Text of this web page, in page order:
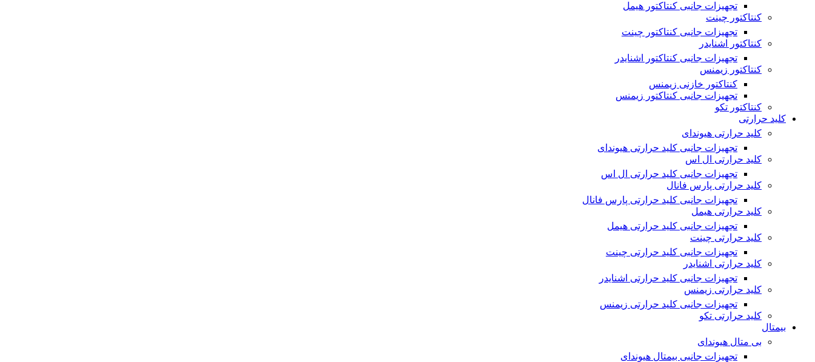
تجهیزات جانبی کنتاکتور هیمل
کنتاکتور چینت
تجهیزات جانبی کنتاکتور چینت
کنتاکتور اشنایدر
تجهیزات جانبی کنتاکتور اشنایدر
کنتاکتور زیمنس
کنتاکتور خازنی زیمنس
تجهیزات جانبی کنتاکتور زیمنس
کنتاکتور تکو
کلید حرارتی
کلید حرارتی هیوندای
تجهیزات جانبی کلید حرارتی هیوندای
کلید حرارتی ال اس
تجهیزات جانبی کلید حرارتی ال اس
کلید حرارتی پارس فانال
تجهیزات جانبی کلید حرارتی پارس فانال
کلید حرارتی هیمل
تجهیزات جانبی کلید حرارتی هیمل
کلید حرارتی چینت
تجهیزات جانبی کلید حرارتی چینت
کلید حرارتی اشنایدر
تجهیزات جانبی کلید حرارتی اشنایدر
کلید حرارتی زیمنس
تجهیزات جانبی کلید حرارتی زیمنس
کلید حرارتی تکو
بیمتال
بی متال هیوندای
تجهیزات جانبی بیمتال هیوندای